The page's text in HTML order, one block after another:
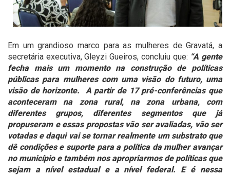
Em um grandioso marco para as mulheres de Gravatá, a
secretária executiva, Gleyzi Gueiros, concluiu que: “A gente
fecha mais um momento na construção de políticas
públicas para mulheres com uma visão do futuro, uma
visão de horizonte. A partir de 17 pré-conferências que
aconteceram na zona rural, na zona urbana, com
diferentes grupos, diferentes segmentos que já
propuseram e essas propostas vão ser avaliadas, vão ser
votadas e daqui vai se tornar realmente um substrato que
dê condições e suporte para a política da mulher avançar
no município e também nos apropriarmos de políticas que
sejam a nível estadual e a nível federal. E é nessa